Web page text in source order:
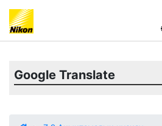
Google Translate